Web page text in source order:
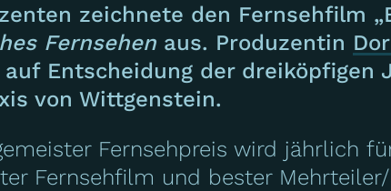
zeichnete den Fernsehfilm
Fernsehen aus. Produzentin
Entscheidung der dreiköpfigen
von Wittgenstein.
Fernsehpreis wird jährlich
Fernsehfilm und bester